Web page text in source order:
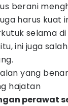
berani
harus kuat
selama
ini juga
yang
hajatan
perawat